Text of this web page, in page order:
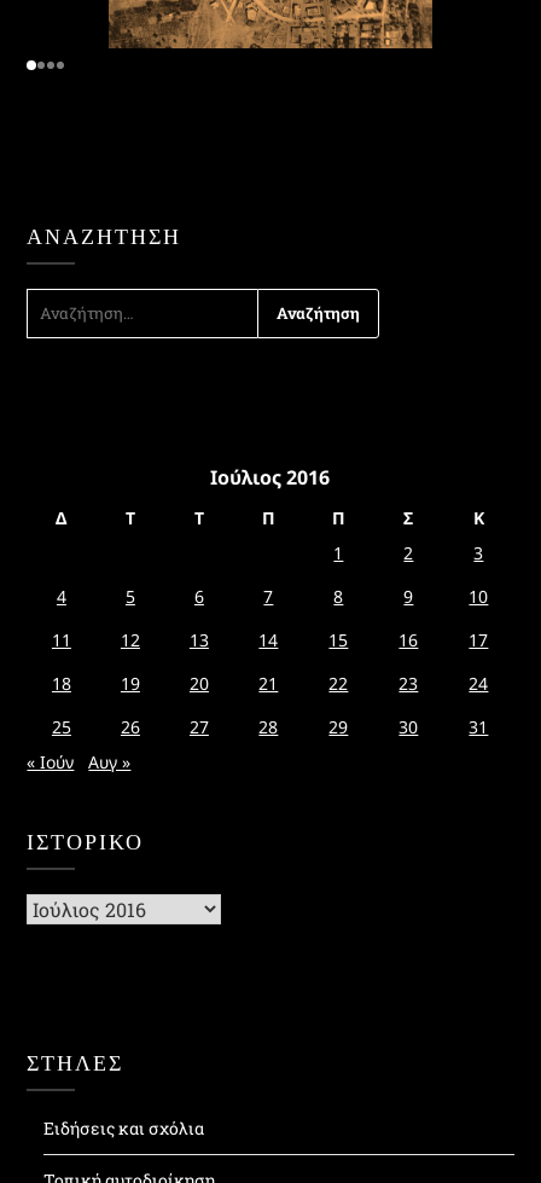
ΑΝΑΖΉΤΗΣΗ
ΑΝΑΖΉΤΗΣΗ
ΓΙΑ:
Ιούλιος 2016
Δ Τ Τ Π Π Σ
Κ
1
2
3
4
5 6 7 8 9
10
11
12 13 14 15 16
17
18
19 20 21 22 23
24
25
26 27 28 29 30
31
« Ιούν
Αυγ »
ΙΣΤΟΡΙΚΌ
Ιστορικό
ΣΤΗΛΕΣ
Ειδήσεις και σχόλια